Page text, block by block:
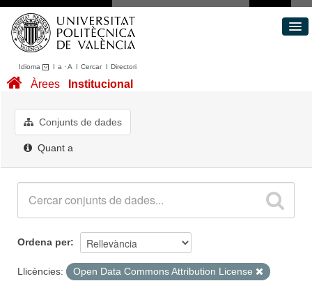
Idioma I a ·A I CercarI Directori
Conjunts de dades
Quant a
Àrees Institucional
Conjunts de dades
Quant a
Ordena per
Llicències:
Open Data Commons Attribution License